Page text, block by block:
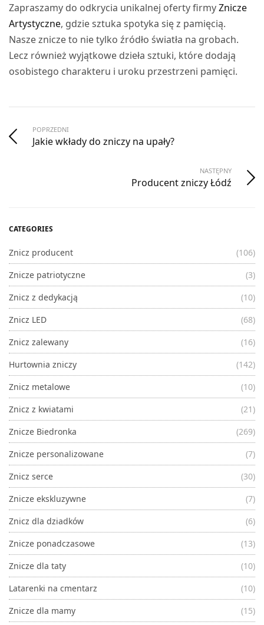
Zapraszamy do odkrycia unikalnej oferty firmyZnicze
Artystyczne, gdzie sztuka spotyka się z pamięcią.
Nasze znicze to nie tylko źródło światła na grobach.
Lecz również wyjątkowe dzieła sztuki, które dodają
osobistego charakteru i uroku przestrzeni pamięci.
POPRZEDNI
Jakie wkłady do zniczy na upały?
NASTĘPNY
Producent zniczy Łódź
CATEGORIES
Znicz producent
(106)
Znicze patriotyczne
(3)
Znicz z dedykacją
(10)
Znicz LED
(68)
Znicz zalewany
(16)
Hurtownia zniczy
(142)
Znicz metalowe
(10)
Znicz z kwiatami
(21)
Znicze Biedronka
(269)
Znicze personalizowane
(7)
Znicz serce
(30)
Znicze ekskluzywne
(7)
Znicz dla dziadków
(6)
Znicze ponadczasowe
(13)
Znicze dla taty
(10)
Latarenki na cmentarz
(10)
Znicze dla mamy
(15)